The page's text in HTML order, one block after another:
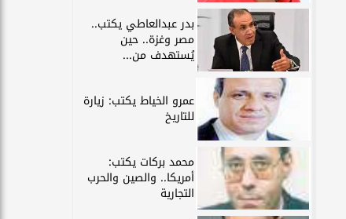
بدر عبدالعاطي يكتب..
مصر وغزة.. حين
يُستهدف من...
عمرو الخياط يكتب: زيارة
للتاريخ
محمد بركات يكتب:
أمريكا.. والصين والحرب
التجارية